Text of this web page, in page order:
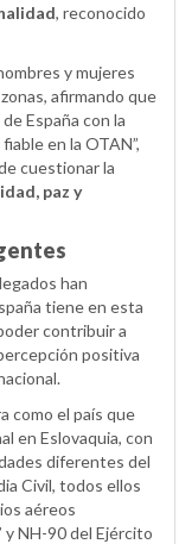
, reconocido
y mujeres
afirmando que
España con la
en la OTAN”,
cuestionar la
paz y
han
tiene en esta
contribuir a
positiva
como el país que
en Eslovaquia, con
diferentes del
Civil, todos ellos
aéreos
y NH-90 del Ejército